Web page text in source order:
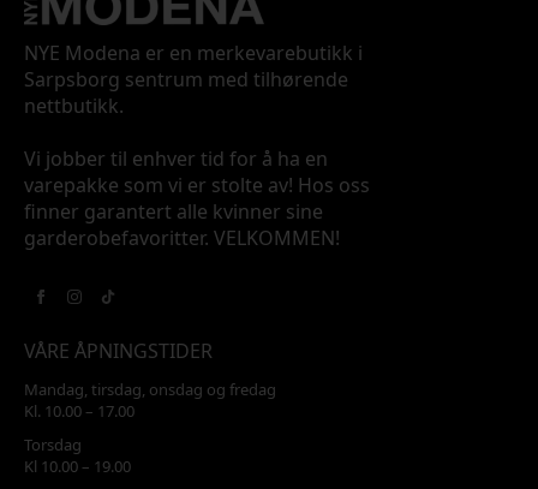
NYE Modena er en merkevarebutikk i
Sarpsborg sentrum med tilhørende
nettbutikk.
Vi jobber til enhver tid for å ha en
varepakke som vi er stolte av! Hos oss
finner garantert alle kvinner sine
garderobefavoritter. VELKOMMEN!
VÅRE ÅPNINGSTIDER
Mandag, tirsdag, onsdag og fredag
Kl. 10.00 – 17.00
Torsdag
Kl 10.00 – 19.00